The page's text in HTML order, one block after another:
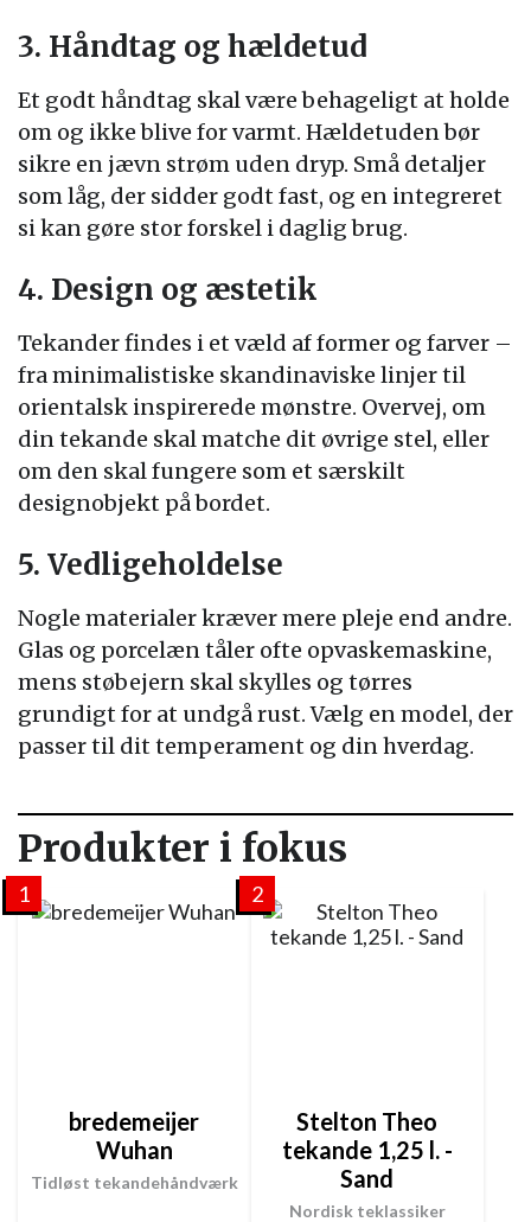
3. Håndtag og hældetud
Et godt håndtag skal være behageligt at holde
om og ikke blive for varmt. Hældetuden bør
sikre en jævn strøm uden dryp. Små detaljer
som låg, der sidder godt fast, og en integreret
si kan gøre stor forskel i daglig brug.
4. Design og æstetik
Tekander findes i et væld af former og farver –
fra minimalistiske skandinaviske linjer til
orientalsk inspirerede mønstre. Overvej, om
din tekande skal matche dit øvrige stel, eller
om den skal fungere som et særskilt
designobjekt på bordet.
5. Vedligeholdelse
Nogle materialer kræver mere pleje end andre.
Glas og porcelæn tåler ofte opvaskemaskine,
mens støbejern skal skylles og tørres
grundigt for at undgå rust. Vælg en model, der
passer til dit temperament og din hverdag.
Produkter i fokus
1
Tidløst tekandehåndværk
bredemeijer
Wuhan
2
Nordisk teklassiker
Stelton Theo
tekande 1,25 l. -
Sand